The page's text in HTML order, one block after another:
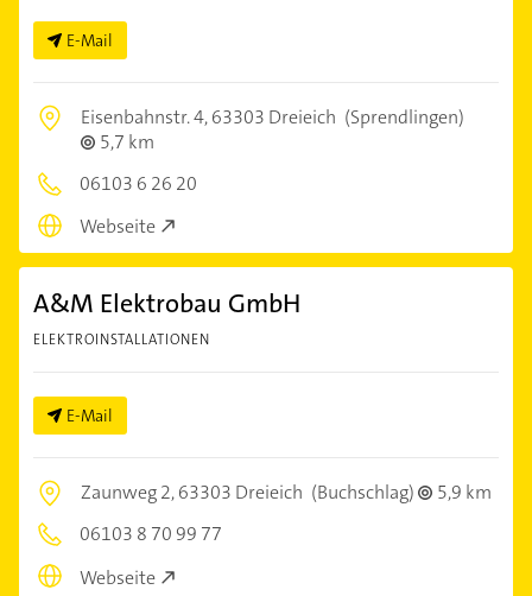
E-Mail
Eisenbahnstr. 4,63303 Dreieich (Sprendlingen)
5,7 km
06103 6 26 20
Webseite
A&M Elektrobau GmbH
ELEKTROINSTALLATIONEN
E-Mail
Zaunweg 2,63303 Dreieich (Buchschlag)
5,9 km
06103 8 70 99 77
Webseite